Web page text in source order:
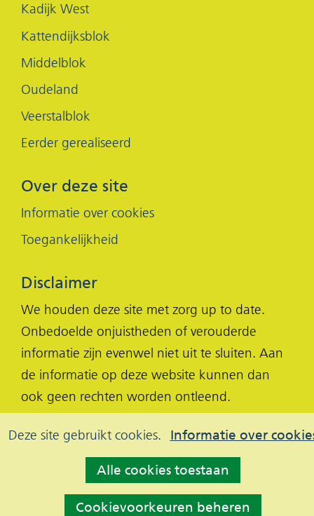
Cookies
toestaan?
Deze site gebruikt cookies. Informatie over
Hier
Alle cookies toestaan
Cookievoorkeuren beheren
Kadijk West
Kattendijksblok
Middelblok
Oudeland
Veerstalblok
Eerder gerealiseerd
Over deze site
Informatie over cookies
Toegankelijkheid
Disclaimer
We houden deze site met zorg up to date.
Onbedoelde onjuistheden of verouderde
informatie zijn evenwel niet uit te sluiten. Aan
de informatie op deze website kunnen dan
ook geen rechten worden ontleend.